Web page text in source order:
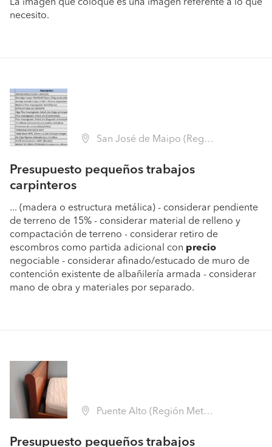
La imagen que coloque es una imagen referente a lo que
necesito.
San José de Maipo (Región Metropolitana - Cordillera)
Presupuesto pequeños trabajos
carpinteros
... (madera o estructura metálica) - considerar pendiente
de terreno de 15% - considerar material de relleno y
compactación de terreno - considerar retiro de
escombros como partida adicional con precio
negociable - considerar afinado/estucado de muro de
contención existente de albañilería armada - considerar
mano de obra y materiales por separado.
Puente Alto (Región Metropolitana - Cordillera)
Presupuesto pequeños trabajos